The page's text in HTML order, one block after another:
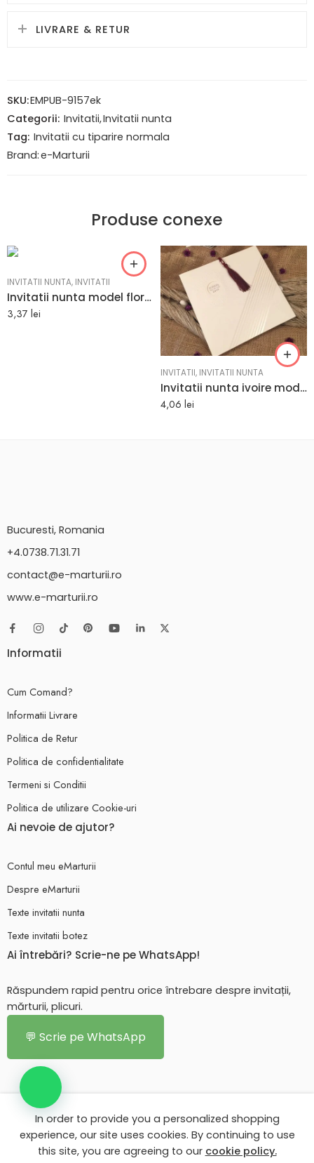
LIVRARE & RETUR
SKU:EMPUB-9157ek
Categorii: Invitatii,Invitatii nunta
Tag: Invitatii cu tiparire normala
Brand:e-Marturii
Produse conexe
INVITATII NUNTA, INVITATII
Invitatii nunta model floral mov elegant 13.9 x 20.7 cm
3,37 lei
INVITATII, INVITATII NUNTA
Invitatii nunta ivoire moderna cu linii argintii 19 x 18.9 cm
4,06 lei
Bucuresti, Romania
+4.0738.71.31.71
contact@e-marturii.ro
www.e-marturii.ro
Informatii
Cum Comand?
Informatii Livrare
Politica de Retur
Politica de confidentialitate
Termeni si Conditii
Politica de utilizare Cookie-uri
Ai nevoie de ajutor?
Contul meu eMarturii
Despre eMarturii
Texte invitatii nunta
Texte invitatii botez
Ai întrebări? Scrie-ne pe WhatsApp!
Răspundem rapid pentru orice întrebare despre invitații,
mărturii, plicuri.
💬 Scrie pe WhatsApp
© 2026 - Toate drepturile rezervate. eMarturii.ro!
Contul meu eMarturii Despre eMarturii Texte invitatii nunta
In order to provide you a personalized shopping
experience, our site uses cookies. By continuing to use
this site, you are agreeing to our cookie policy.